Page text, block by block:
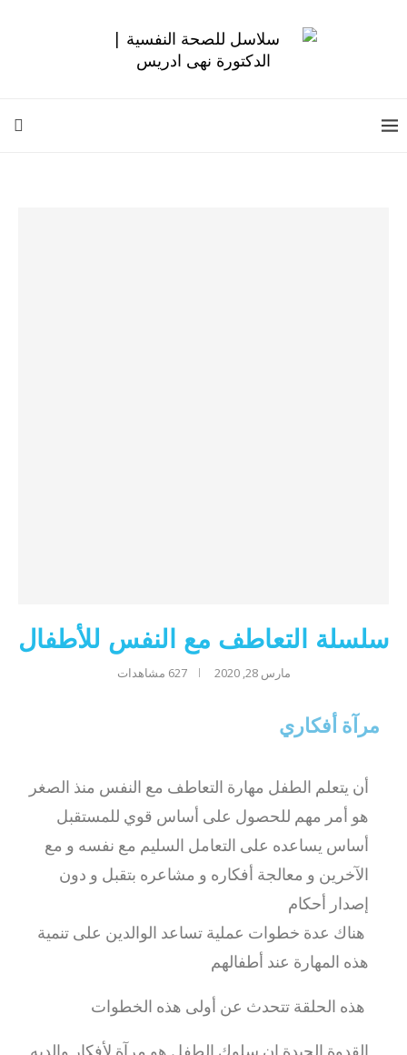
سلسلة التعاطف مع النفس للأطفال
مارس 28, 2020 627 مشاهدات
مرآة أفكاري
أن يتعلم الطفل مهارة التعاطف مع النفس منذ الصغر
هو أمر مهم للحصول على أساس قوي للمستقبل
أساس يساعده على التعامل السليم مع نفسه و مع
الآخرين و معالجة أفكاره و مشاعره بتقبل و دون
إصدار أحكام
هناك عدة خطوات عملية تساعد الوالدين على تنمية
هذه المهارة عند أطفالهم
هذه الحلقة تتحدث عن أولى هذه الخطوات
القدوة الجيدة إن سلوك الطفل هو مرآة لأفكار والديه